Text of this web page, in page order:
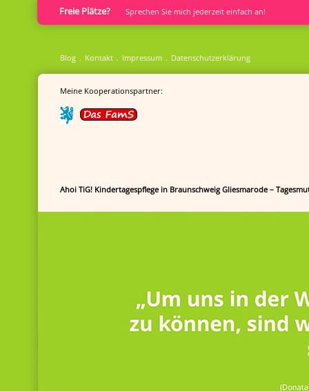
Freie Plätze? Sprech­en Sie mich jederzeit einfach an!
Blog Kontakt Impressum Datenschutzerklärung
Meine Kooperationspartner:
Ahoi TiG! Kindertagespflege in Braunschweig Gliesmarode –